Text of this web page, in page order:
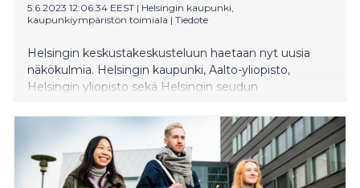
5.6.2023 12:06:34 EEST | Helsingin kaupunki,
kaupunkiympäristön toimiala | Tiedote
Helsingin keskustakeskusteluun haetaan nyt uusia
näkökulmia. Helsingin kaupunki, Aalto-yliopisto,
Helsingin yliopisto sekä Helsingin seudun
suunnatun ideakilpailun.